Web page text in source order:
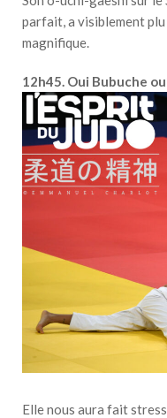
parfait, a visiblement
magnifique.
12h45. Oui Bubuche
Elle nous aura fait